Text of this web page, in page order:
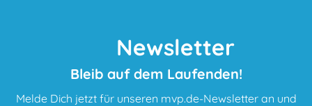
Newsletter
Bleib auf dem Laufenden!
Melde Dich jetzt für unseren mvp.de-Newsletter an und